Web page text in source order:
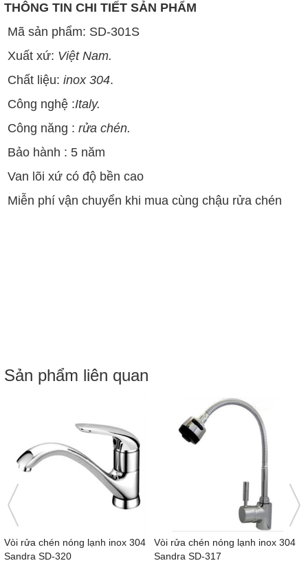
THÔNG TIN CHI TIẾT SẢN PHẨM
Mã sản phẩm: SD-301S
Xuất xứ: Việt Nam.
Chất liệu: inox 304.
Công nghệ :Italy.
Công năng : rửa chén.
Bảo hành : 5 năm
Van lõi xứ có độ bền cao
Miễn phí vận chuyển khi mua cùng chậu rửa chén
Sản phẩm liên quan
Vòi rửa chén nóng lạnh inox 304
Sandra SD-320
Vòi rửa chén nóng lạnh inox 304
Sandra SD-317